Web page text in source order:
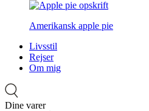
Amerikansk apple pie
Livsstil
Rejser
Om mig
Dine varer